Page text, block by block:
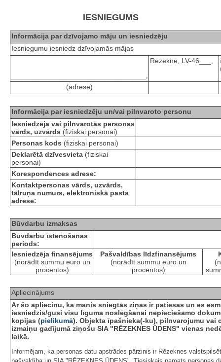
IESNIEGUMS
Informācija par dzīvojamo māju un iesniedzēju
Iesniegumu iesniedz dzīvojamās mājas
_______________________________________,
Rēzeknē, LV-46___,
(adrese)
Informācija par iesniedzēju un/vai pilnvaroto personu
Iesniedzēja vai pilnvarotās personas
vārds, uzvārds (fiziskai personai)
Personas kods (fiziskai personai)
Deklarētā dzīvesvieta (fiziskai
personai)
Korespondences adrese:
Kontaktpersonas vārds, uzvārds,
tālruņa numurs, elektroniskā pasta
adrese:
Būvdarbu izmaksas
Būvdarbu īstenošanas
periods:
Iesniedzēja finansējums
(norādīt summu euro un
procentos)
Pašvaldības līdzfinansējums
(norādīt summu euro un
procentos)
Apliecinājums
Ar šo apliecinu, ka manis sniegtās ziņas ir patiesas un es
iesniedzis/gusi visu līguma noslēgšanai nepieciešamo
kopijas (pielikumā). Objekta īpašnieka(-ku), pilnvarojumu vai
izmaiņu gadījumā ziņošu SIA "RĒZEKNES ŪDENS" vienas
laikā.
Informējam, ka personas datu apstrādes pārzinis ir Rēzeknes